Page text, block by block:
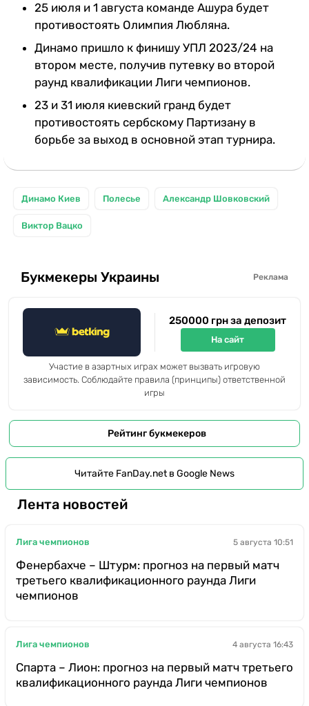
25 июля и 1 августа команде Ашура будет
противостоять Олимпия Любляна.
Динамо пришло к финишу УПЛ 2023/24 на
втором месте, получив путевку во второй
раунд квалификации Лиги чемпионов.
23 и 31 июля киевский гранд будет
противостоять сербскому Партизану в
борьбе за выход в основной этап турнира.
Динамо Киев Полесье Александр Шовковский
Виктор Вацко
Букмекеры Украины Реклама
250000 грн за депозит
На сайт
Участие в азартных играх может вызвать игровую
зависимость. Соблюдайте правила (принципы) ответственной
игры
Рейтинг букмекеров
Читайте FanDay.net в Google News
Лента новостей
Лига чемпионов 5 августа 10:51
Фенербахче – Штурм: прогноз на первый матч
третьего квалификационного раунда Лиги
чемпионов
Лига чемпионов 4 августа 16:43
Спарта – Лион: прогноз на первый матч третьего
квалификационного раунда Лиги чемпионов